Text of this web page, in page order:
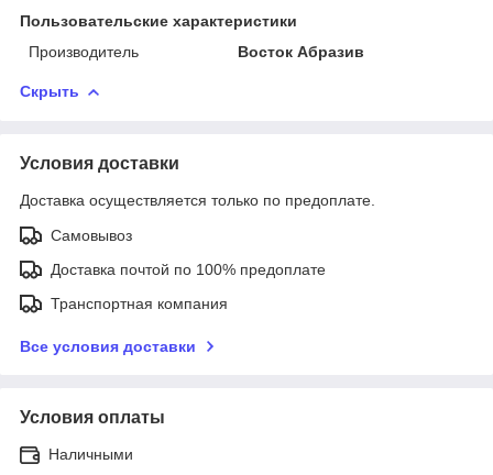
Пользовательские характеристики
Производитель
Восток Абразив
Скрыть
Условия доставки
Доставка осуществляется только по предоплате.
Самовывоз
Доставка почтой по 100% предоплате
Транспортная компания
Все условия доставки
Условия оплаты
Наличными